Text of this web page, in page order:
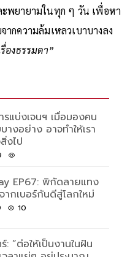
พยายามในทุก ๆ วัน เพื่อหา
กความล้มเหลวเบาบางลง
องธรรมดา”
แบ่งเจนฯ เมื่อมองคน
างอย่าง อาจทำให้เรา
งไป
EP67: พิกัดลายแทง
กเบอร์กันดีสู่โลกใหม่
10
“ต่อให้เป็นงานในฝัน